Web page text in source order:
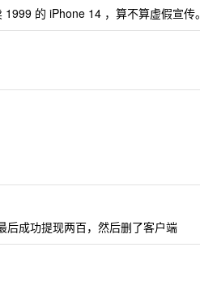
的 iPhone 14 ，算不算虚假宣传。
后成功提现两百，然后删了客户端